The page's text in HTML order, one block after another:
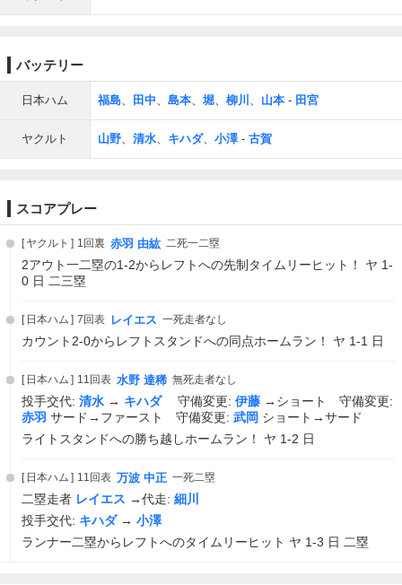
バッテリー
日本ハム 福島、 田中、 島本、 堀、 柳川 、 山本 - 田宮
ヤクルト 山野、 清水、 キハダ、 小澤- 古賀
スコアプレー
ヤクルト 1回裏 赤羽 由紘 二死一二塁
2アウト一二塁の1-2からレフトへの先制タイムリーヒット！ ヤ 1-
0 日 二三塁
日本ハム 7回表 レイエス 一死走者なし
カウント2-0からレフトスタンドへの同点ホームラン！ ヤ 1-1 日
日本ハム 11回表 水野 達稀 無死走者なし
投手交代: 清水 → キハダ守備変更: 伊藤 →ショート 守備変更:
赤羽 サード→ファースト 守備変更: 武岡 ショート→サード
ライトスタンドへの勝ち越しホームラン！ ヤ 1-2 日
日本ハム 11回表 万波 中正 一死二塁
二塁走者 レイエス →代走: 細川
投手交代: キハダ→ 小澤
ランナー二塁からレフトへのタイムリーヒット ヤ 1-3 日 二塁